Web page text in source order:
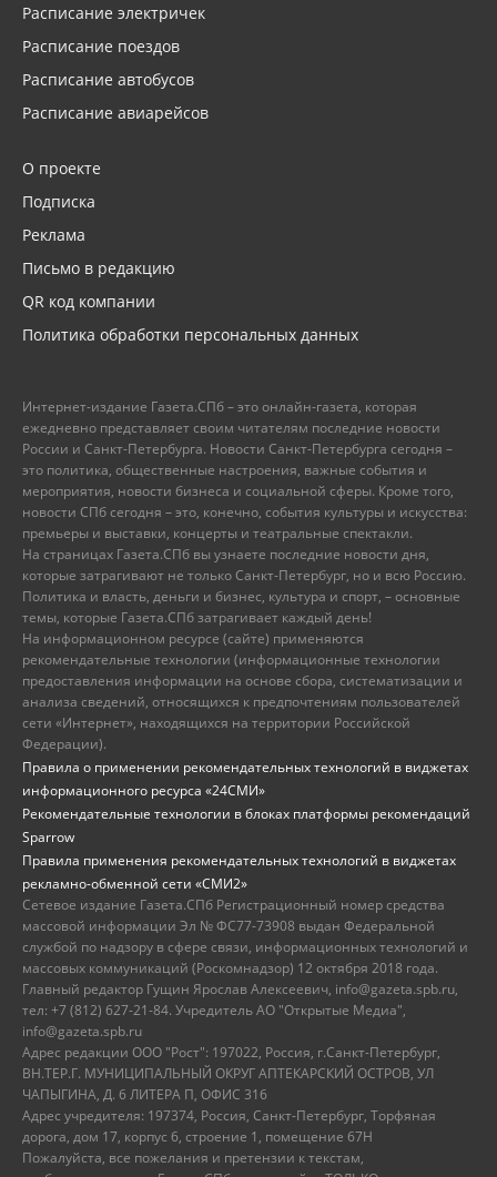
Расписание электричек
Расписание поездов
Расписание автобусов
Расписание авиарейсов
О проекте
Подписка
Реклама
Письмо в редакцию
QR код компании
Политика обработки персональных данных
Интернет-издание Газета.СПб – это онлайн-газета, которая
ежедневно представляет своим читателям последние новости
России и Санкт-Петербурга. Новости Санкт-Петербурга сегодня –
это политика, общественные настроения, важные события и
мероприятия, новости бизнеса и социальной сферы. Кроме того,
новости СПб сегодня – это, конечно, события культуры и искусства:
премьеры и выставки, концерты и театральные спектакли.
На страницах Газета.СПб вы узнаете последние новости дня,
которые затрагивают не только Санкт-Петербург, но и всю Россию.
Политика и власть, деньги и бизнес, культура и спорт, – основные
темы, которые Газета.СПб затрагивает каждый день!
На информационном ресурсе (сайте) применяются
рекомендательные технологии (информационные технологии
предоставления информации на основе сбора, систематизации и
анализа сведений, относящихся к предпочтениям пользователей
сети «Интернет», находящихся на территории Российской
Федерации).
Правила о применении рекомендательных технологий в виджетах
информационного ресурса «24СМИ»
Рекомендательные технологии в блоках платформы рекомендаций
Sparrow
Правила применения рекомендательных технологий в виджетах
рекламно-обменной сети «СМИ2»
Сетевое издание Газета.СПб Регистрационный номер средства
массовой информации Эл № ФС77-73908 выдан Федеральной
службой по надзору в сфере связи, информационных технологий и
массовых коммуникаций (Роскомнадзор) 12 октября 2018 года.
Главный редактор Гущин Ярослав Алексеевич, info@gazeta.spb.ru,
тел: +7 (812) 627-21-84. Учредитель АО "Открытые Медиа",
info@gazeta.spb.ru
Адрес редакции ООО "Рост": 197022, Россия, г.Санкт-Петербург,
ВН.ТЕР.Г. МУНИЦИПАЛЬНЫЙ ОКРУГ АПТЕКАРСКИЙ ОСТРОВ, УЛ
ЧАПЫГИНА, Д. 6 ЛИТЕРА П, ОФИС 316
Адрес учредителя: 197374, Россия, Санкт-Петербург, Торфяная
дорога, дом 17, корпус 6, строение 1, помещение 67Н
Пожалуйста, все пожелания и претензии к текстам,